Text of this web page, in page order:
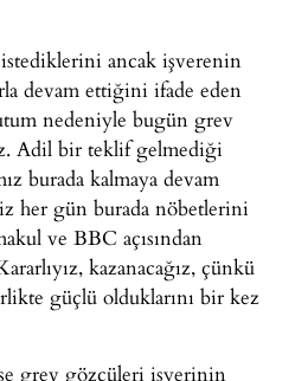
ancak işverenin
devam ettiğini ifade eden
nedeniyle bugün grev
Adil bir teklif gelmediği
burada kalmaya devam
her gün burada nöbetlerini
ve BBC açısından
kazanacağız, çünkü
güçlü olduklarını bir kez
grev gözcüleri işyerinin